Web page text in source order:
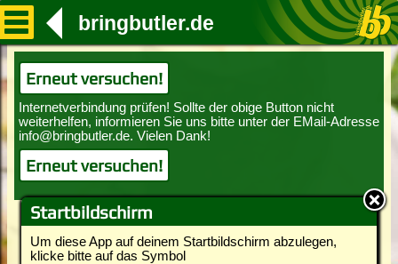
Startbildschirm
Um diese App auf deinem Startbildschirm abzulegen,
klicke bitte auf das Symbol
bringbutler.de
Erneut versuchen!
Erneut versuchen!